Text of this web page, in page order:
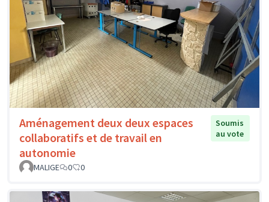
Aménagement deux deux espaces
collaboratifs et de travail en
autonomie
Soumis
au vote
MALIGE 0 0